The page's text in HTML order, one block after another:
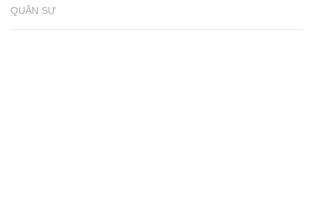
QUÂN SỰ